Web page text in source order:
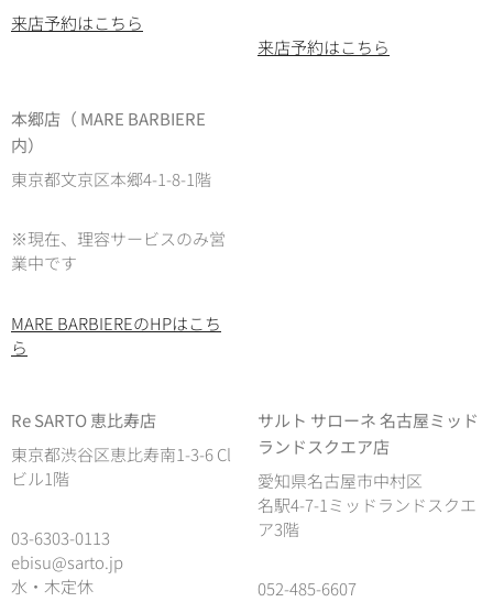
来店予約はこちら
来店予約はこちら
本郷店（ MARE BARBIERE
内）
東京都文京区本郷4-1-8-1階
※現在、理容サービスのみ営
業中です
MARE BARBIEREのHPはこち
ら
Re SARTO 恵比寿店
東京都渋谷区恵比寿南1-3-6 Cl
ビル1階
03-6303-0113
ebisu@sarto.jp
水・木定休
サルト サローネ 名古屋ミッド
ランドスクエア店
愛知県名古屋市中村区
名駅4-7-1ミッドランドスクエ
ア3階
052-485-6607